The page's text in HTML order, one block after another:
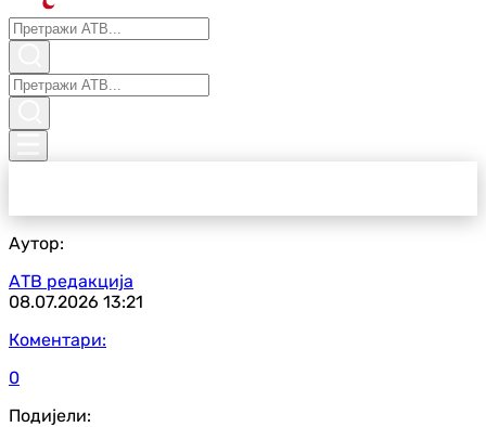
Аутор:
АТВ редакција
08.07.2026 13:21
Коментари:
0
Подијели: